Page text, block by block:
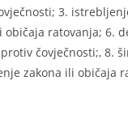
3.
ratovanja; 6.
čovječnosti;, 8.
zakona ili običaja